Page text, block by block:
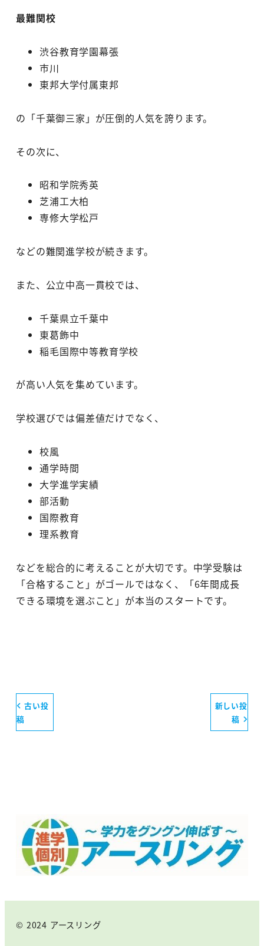
最難関校
渋谷教育学園幕張
市川
東邦大学付属東邦
の「千葉御三家」が圧倒的人気を誇ります。
その次に、
昭和学院秀英
芝浦工大柏
専修大学松戸
などの難関進学校が続きます。
また、公立中高一貫校では、
千葉県立千葉中
東葛飾中
稲毛国際中等教育学校
が高い人気を集めています。
学校選びでは偏差値だけでなく、
校風
通学時間
大学進学実績
部活動
国際教育
理系教育
などを総合的に考えることが大切です。中学受験は
「合格すること」がゴールではなく、「6年間成長
できる環境を選ぶこと」が本当のスタートです。
古い投
稿
新しい投
稿
© 2024 アースリング